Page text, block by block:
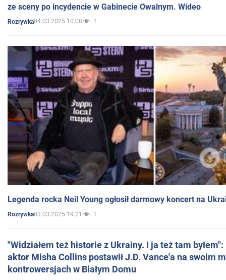
ze sceny po incydencie w Gabinecie Owalnym. Wideo
Rozrywka04.03.2025 10:08 1
Legenda rocka Neil Young ogłosił darmowy koncert na
Rozrywka03.03.2025 19:21 1
"Widziałem też historie z Ukrainy. I ja też tam
aktor Misha Collins postawił J.D. Vance'a na swoim
kontrowersjach w Białym Domu